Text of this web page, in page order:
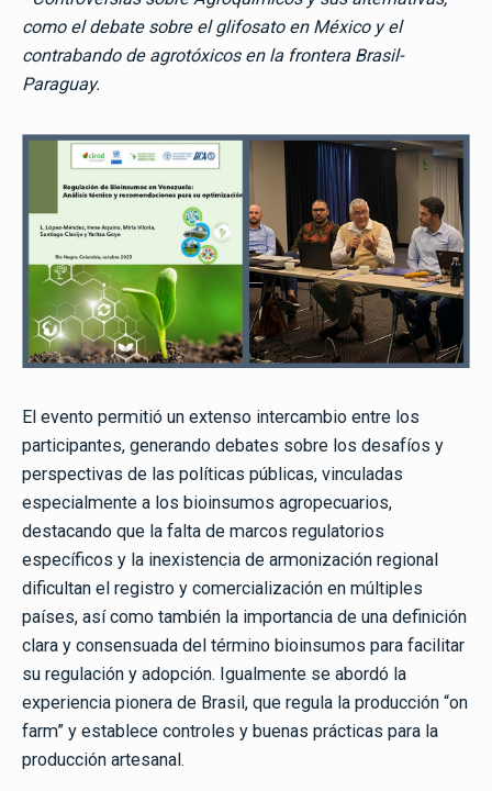
como el debate sobre el glifosato en México y el
contrabando de agrotóxicos en la frontera Brasil-
Paraguay.
El evento permitió un extenso intercambio entre los
participantes, generando debates sobre los desafíos y
perspectivas de las políticas públicas, vinculadas
especialmente a los bioinsumos agropecuarios,
destacando que la falta de marcos regulatorios
específicos y la inexistencia de armonización regional
dificultan el registro y comercialización en múltiples
países, así como también la importancia de una definición
clara y consensuada del término bioinsumos para facilitar
su regulación y adopción. Igualmente se abordó la
experiencia pionera de Brasil, que regula la producción “on
farm” y establece controles y buenas prácticas para la
producción artesanal.